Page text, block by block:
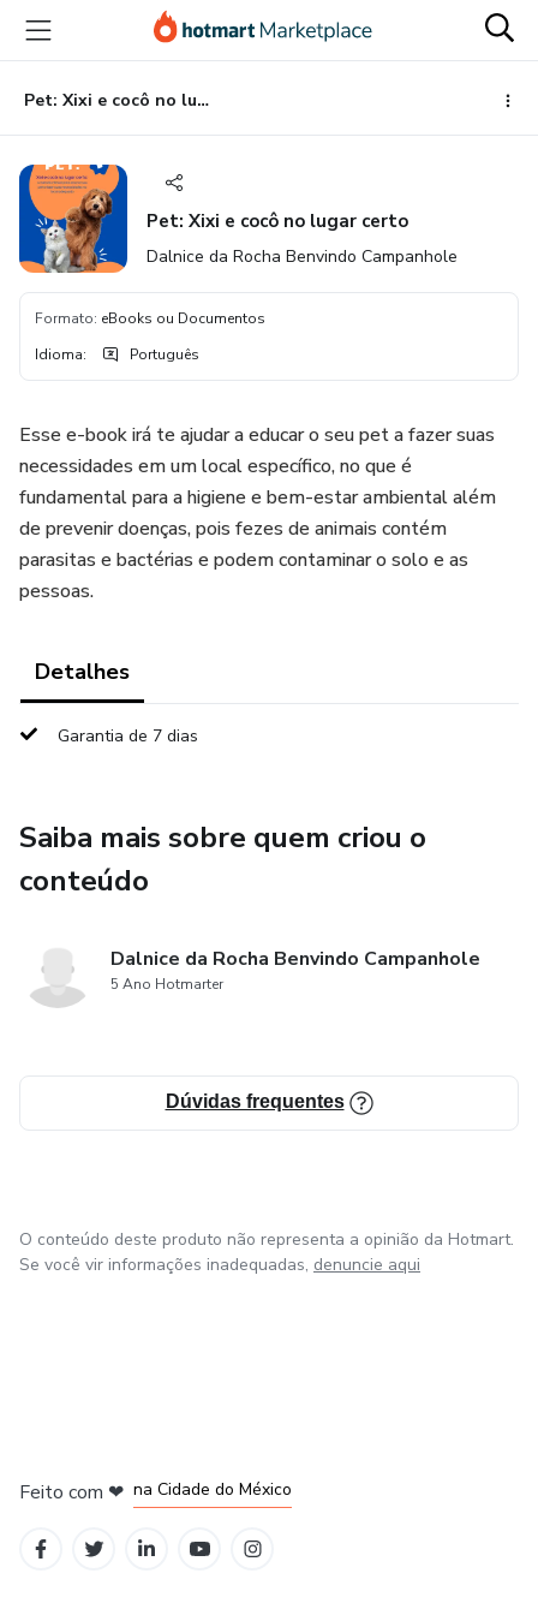
para
conteúdo
principal
para
pagamento
para
rodapé
Pet: Xixi e cocô no lugar certo
Pet: Xixi e cocô no lugar certo
Dalnice da Rocha Benvindo Campanhole
Formato: eBooks ou Documentos
Idioma: Português
Esse e-book irá te ajudar a educar o seu pet a fazer suas
necessidades em um local específico, no que é
fundamental para a higiene e bem-estar ambiental além
de prevenir doenças, pois fezes de animais contém
parasitas e bactérias e podem contaminar o solo e as
pessoas.
Detalhes
Garantia de 7 dias
Saiba mais sobre quem criou o
conteúdo
Dalnice da Rocha Benvindo Campanhole
5 Ano Hotmarter
Dúvidas frequentes
O conteúdo deste produto não representa a opinião da Hotmart.
Se você vir informações inadequadas, denuncie aqui
Feito com ❤ na Cidade do México